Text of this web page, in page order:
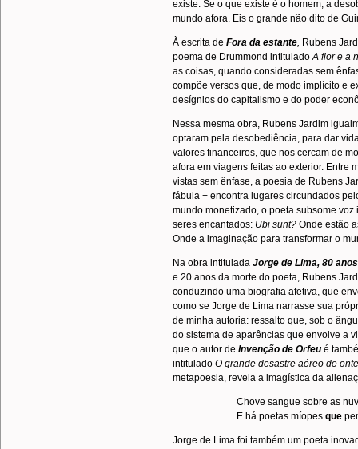
existe. Se o que existe é o homem, a
mundo afora. Eis o grande não dito de
À escrita de Fora da estante, Rubens
poema de Drummond intituladoA flor e a
as coisas, quando consideradas sem
compõe versos que, de modo implícito e
desígnios do capitalismo e do poder
Nessa mesma obra, Rubens Jardim
optaram pela desobediência, para dar
valores financeiros, que nos cercam de
afora em viagens feitas ao exterior. Entre
vistas sem ênfase, a poesia de Rubens
fábula − encontra lugares circundados
mundo monetizado, o poeta subsome
seres encantados: Ubi sunt? Onde estão
Onde a imaginação para transformar o
Na obra intitulada Jorge de Lima, 80 anos
e 20 anos da morte do poeta, Rubens
conduzindo uma biografia afetiva, que
como se Jorge de Lima narrasse sua
de minha autoria: ressalto que, sob o
do sistema de aparências que envolve a
que o autor de Invenção de Orfeu é
intitulado O grande desastre aéreo de
metapoesia, revela a imagística da
Chove sangue sobre as
E há poetas míopes que
Jorge de Lima foi também um poeta